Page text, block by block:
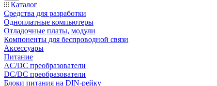
Каталог
Средства для разработки
Одноплатные компьютеры
Отладочные платы, модули
Компоненты для беспроводной связи
Аксессуары
Питание
AC/DC преобразователи
DC/DC преобразователи
Блоки питания на DIN-рейку